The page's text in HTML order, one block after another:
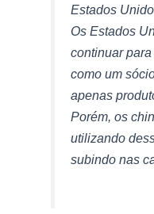
Estados
Os Estados
continuar
como um
apenas
Porém, os
utilizando
subindo nas